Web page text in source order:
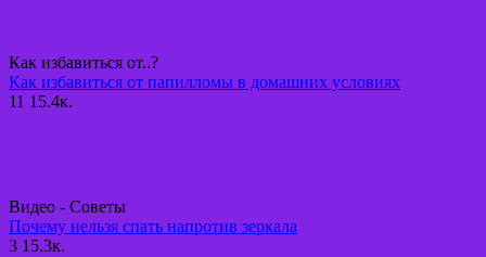
Как избавиться от..?
Как избавиться от папилломы в домашних условиях
11 15.4к.
Видео - Советы
Почему нельзя спать напротив зеркала
3 15.3к.